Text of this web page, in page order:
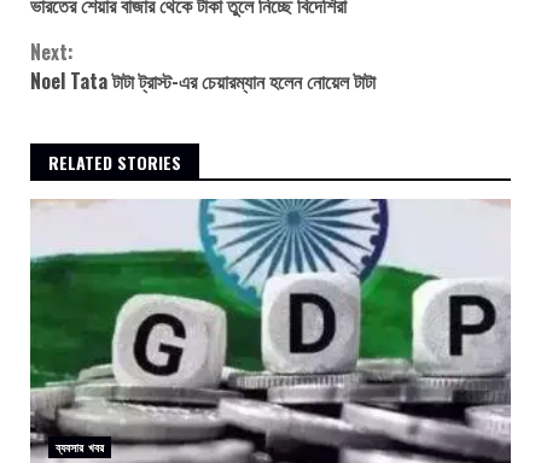
Reading
Next:
Noel Tata টাটা ট্রাস্ট-এর চেয়ারম্যান হলেন নোয়েল টাটা
RELATED STORIES
ব্যবসার খবর